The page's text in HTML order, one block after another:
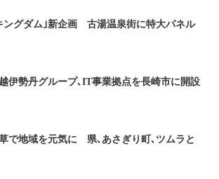
ングダム｣新企画 古湯温泉街に特大パネル
越伊勢丹グループ､IT事業拠点を長崎市に開設
草で地域を元気に 県､あさぎり町､ツムラと